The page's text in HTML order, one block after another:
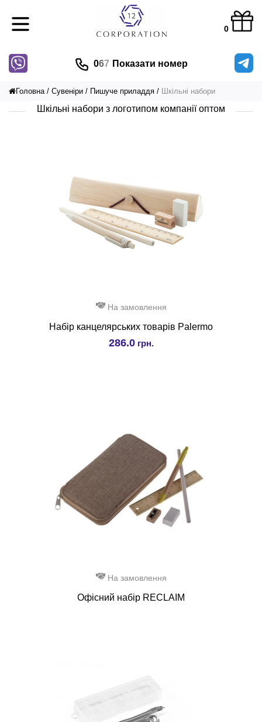
0
067 Показати номер
Головна Сувеніри Пишуче приладдя Шкільні набори
Шкільні набори з логотипом компанії оптом
На замовлення
Набір канцелярських товарів Palermo
286.0грн.
На замовлення
Офісний набір RECLAIM